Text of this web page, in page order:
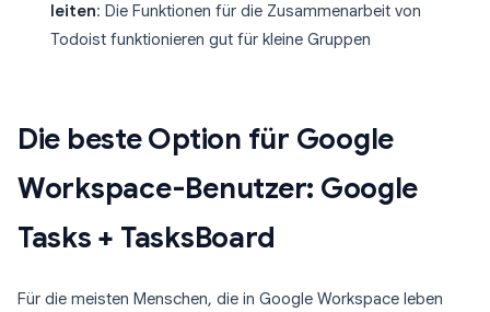
leiten: Die Funktionen für die Zusammenarbeit von
Todoist funktionieren gut für kleine Gruppen
Die beste Option für Google
Workspace-Benutzer: Google
Tasks + TasksBoard
Für die meisten Menschen, die in Google Workspace leben